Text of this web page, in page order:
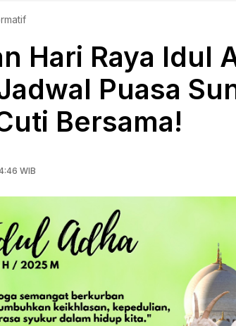
Hari Raya Idul
Puasa
Bersama!
WIB